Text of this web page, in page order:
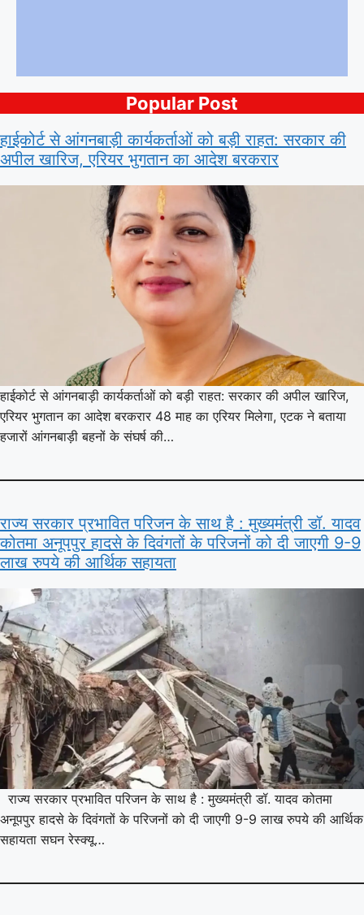
Popular Post
हाईकोर्ट से आंगनबाड़ी कार्यकर्ताओं को बड़ी राहत: सरकार की
अपील खारिज, एरियर भुगतान का आदेश बरकरार
हाईकोर्ट से आंगनबाड़ी कार्यकर्ताओं को बड़ी राहत: सरकार की अपील खारिज,
एरियर भुगतान का आदेश बरकरार 48 माह का एरियर मिलेगा, एटक ने बताया
हजारों आंगनबाड़ी बहनों के संघर्ष की…
राज्य सरकार प्रभावित परिजन के साथ है : मुख्यमंत्री डॉ. यादव
कोतमा अनूपपुर हादसे के दिवंगतों के परिजनों को दी जाएगी 9-9
लाख रुपये की आर्थिक सहायता
राज्य सरकार प्रभावित परिजन के साथ है : मुख्यमंत्री डॉ. यादव कोतमा
अनूपपुर हादसे के दिवंगतों के परिजनों को दी जाएगी 9-9 लाख रुपये की आर्थिक
सहायता सघन रेस्क्यू…